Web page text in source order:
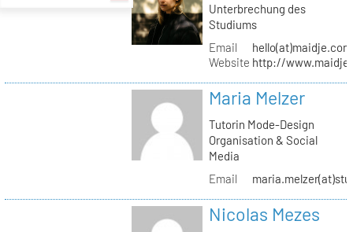
Unterbrechung des
Studiums
Email
hello(at)maidje.com
Website http://
Maria Melzer
Tutorin Mode-Design
Organisation & Social
Media
Email
Nicolas Mezes